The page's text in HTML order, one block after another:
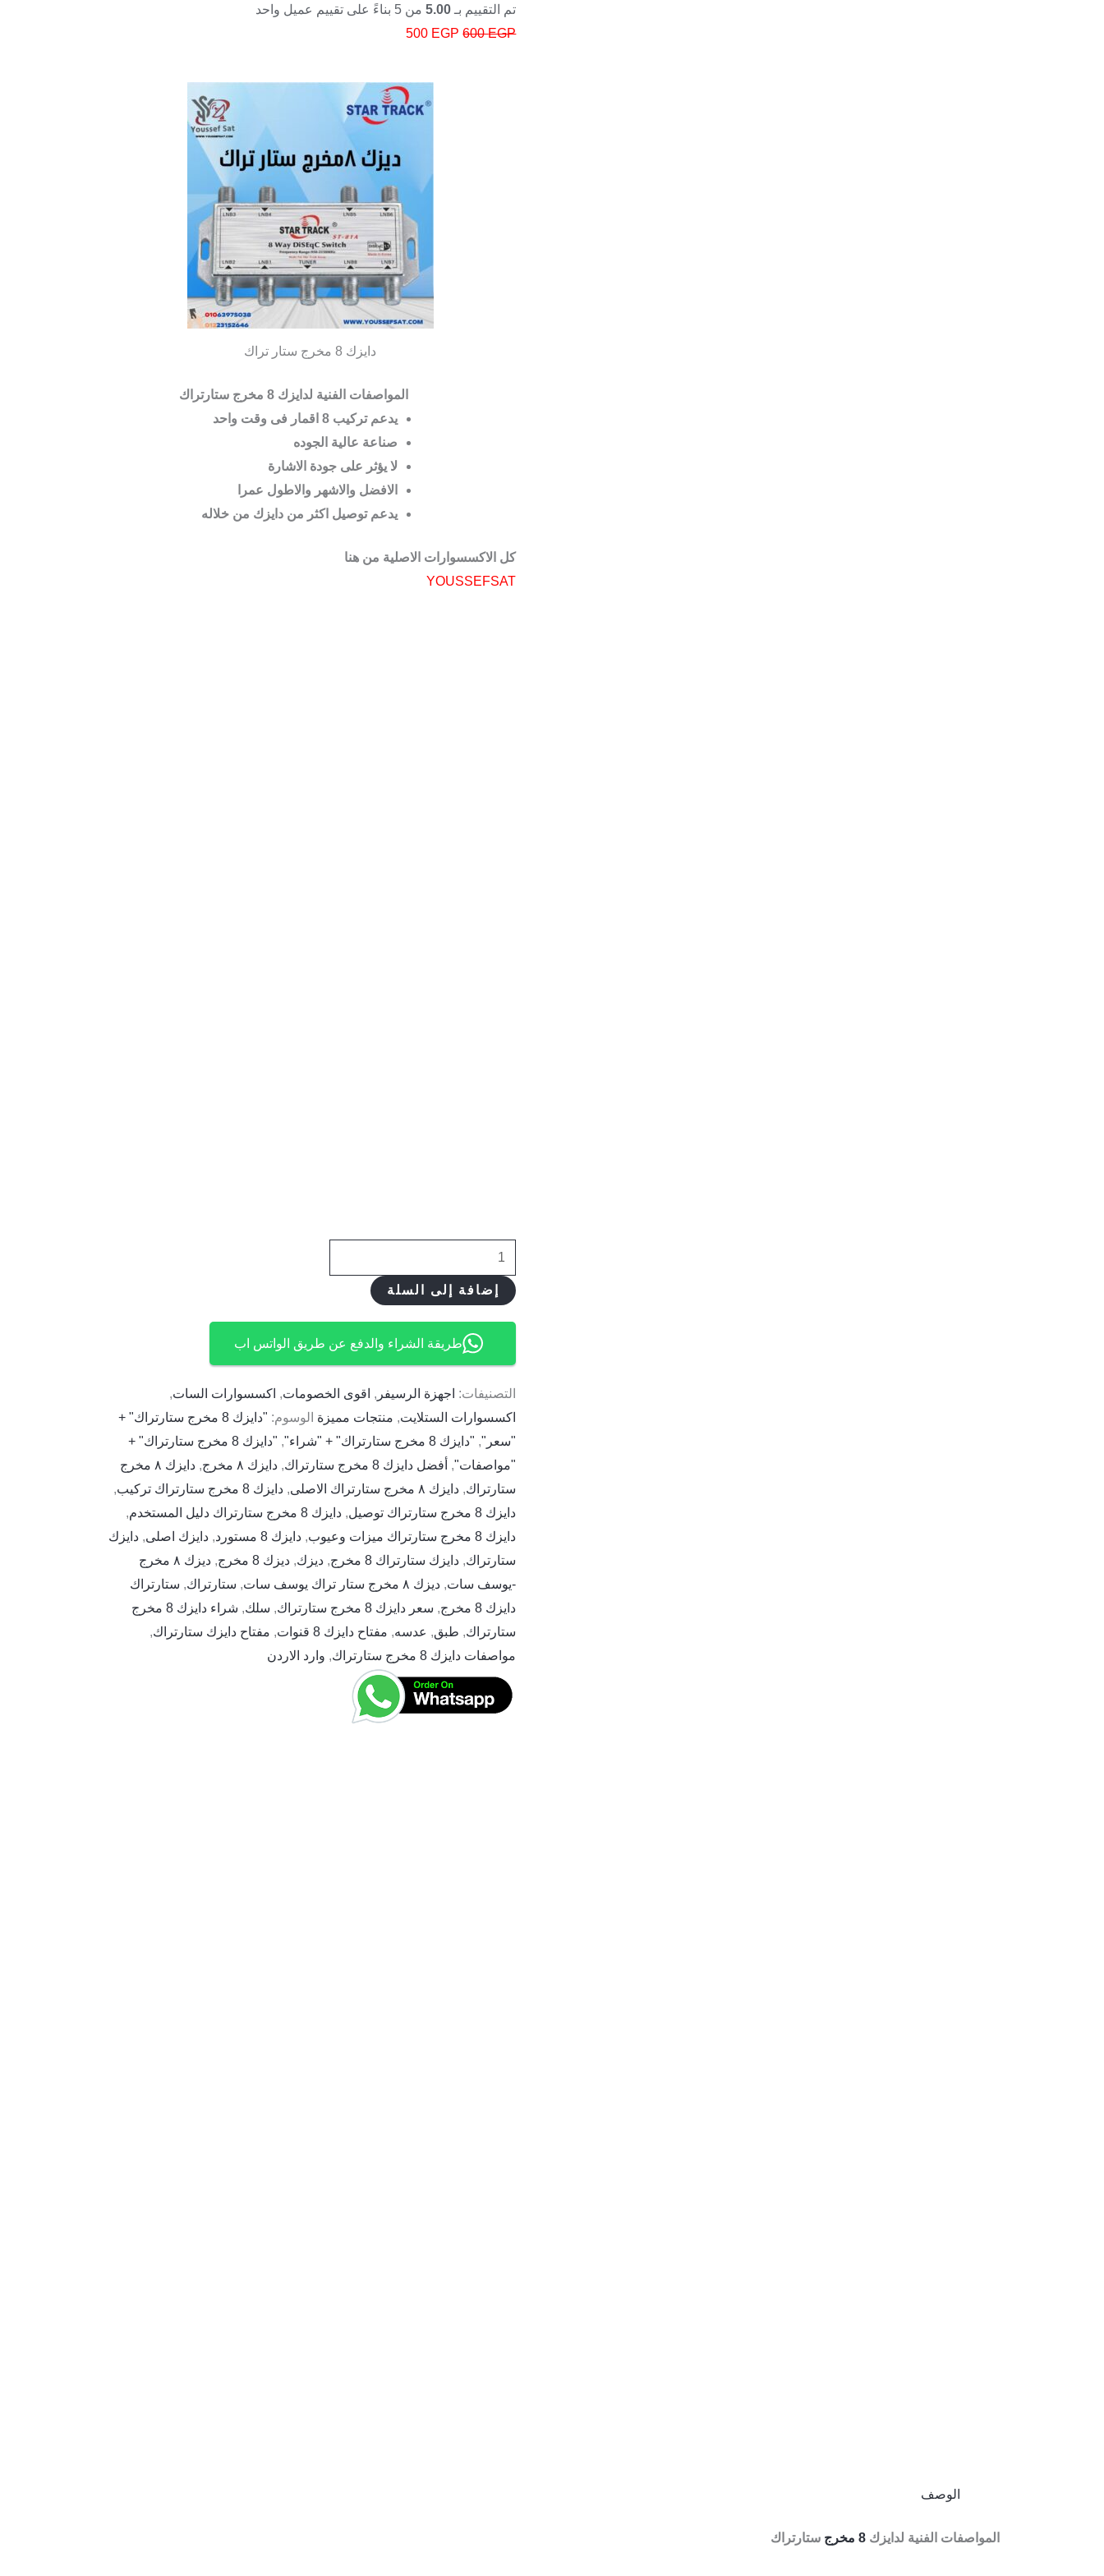
تم التقييم بـ5.00من 5 بناءً على تقييم عميل واحد
600EGP
500 EGP
دايزك 8 مخرج ستار تراك
المواصفات الفنية لدايزك 8 مخرج ستارتراك
يدعم تركيب 8 اقمار فى وقت واحد
صناعة عالية الجوده
لا يؤثر على جودة الاشارة
الافضل والاشهر والاطول عمرا
يدعم توصيل اكثر من دايزك من خلاله
كل الاكسسوارات الاصلية من هنا
YOUSSEFSAT
إضافة إلى السلة
طريقة الشراء والدفع عن طريق الواتس اب
التصنيفات: اجهزة الرسيفر , اقوى الخصومات, اكسسوارات السات,
اكسسوارات الستلايت, منتجات مميزة الوسوم:
"دايزك 8 مخرج ستارتراك" +
"سعر", "دايزك 8 مخرج ستارتراك" + "شراء" ,
"دايزك 8 مخرج ستارتراك" +
"مواصفات", أفضل دايزك 8 مخرج ستارتراك , دايزك ٨ مخرج ,
دايزك ٨ مخرج
ستارتراك, دايزك ٨ مخرج ستارتراك الاصلى , دايزك 8 مخرج ستارتراك تركيب
,
دايزك 8 مخرج ستارتراك توصيل
, دايزك 8 مخرج ستارتراك دليل المستخدم
,
دايزك 8 مخرج ستارتراك ميزات وعيوب
, دايزك 8 مستورد , دايزك اصلى, دايزك
ستارتراك, دايزك ستارتراك 8 مخرج , ديزك, ديزك 8 مخرج ,
ديزك ٨ مخرج
-يوسف سات, ديزك ٨ مخرج ستار تراك يوسف سات , ستارتراك, ستارتراك
دايزك 8 مخرج
, سعر دايزك 8 مخرج ستارتراك , سلك,
شراء دايزك 8 مخرج
ستارتراك, طبق, عدسه, مفتاح دايزك 8 قنوات , مفتاح دايزك ستارتراك,
مواصفات دايزك 8 مخرج ستارتراك
, وارد الاردن
الوصف
المواصفات الفنية لدايزك ستارتراك